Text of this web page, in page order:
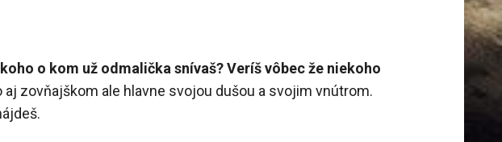
o kom už odmalička snívaš? Veríš vôbec že niekoho
zovňajškom ale hlavne svojou dušou a svojim vnútrom.